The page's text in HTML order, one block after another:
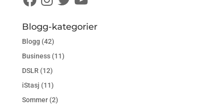
Blogg-kategorier
Blogg (42)
Business(11)
DSLR(12)
iStasj (11)
Sommer(2)